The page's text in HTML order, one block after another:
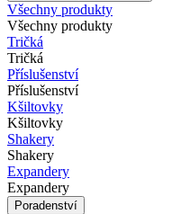
Všechny produkty
Všechny produkty
Tričká
Tričká
Příslušenství
Příslušenství
Kšiltovky
Kšiltovky
Shakery
Shakery
Expandery
Expandery
Poradenství